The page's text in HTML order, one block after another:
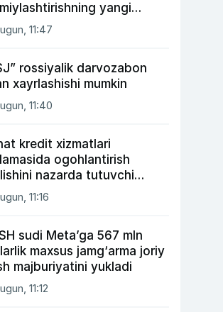
yangi
taklif qildi
11:47
rossiyalik darvozabon
xayrlashishi mumkin
11:40
kredit xizmatlari
ogohlantirish
nazarda tutuvchi
ma’qulladi
11:16
sudi Meta’ga 567 mln
maxsus jamg‘arma joriy
majburiyatini yukladi
11:12